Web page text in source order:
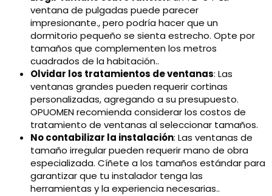
ventana de pulgadas puede parecer
impresionante., pero podría hacer que un
dormitorio pequeño se sienta estrecho. Opte por
tamaños que complementen los metros
cuadrados de la habitación..
Olvidar los tratamientos de ventanas: Las
ventanas grandes pueden requerir cortinas
personalizadas, agregando a su presupuesto.
OPUOMEN recomienda considerar los costos de
tratamiento de ventanas al seleccionar tamaños.
No contabilizar la instalación: Las ventanas de
tamaño irregular pueden requerir mano de obra
especializada. Cíñete a los tamaños estándar para
garantizar que tu instalador tenga las
herramientas y la experiencia necesarias..